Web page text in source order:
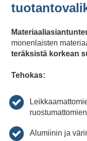
monenlaisten
teräksistä korkean
Tehokas:
Alumiinin ja